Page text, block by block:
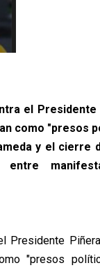
el Presidente
como "presos
y el cierre
entre
Presidente
"presos